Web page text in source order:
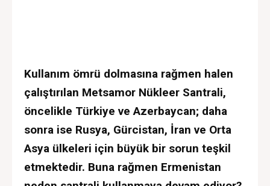
Kullanım ömrü dolmasına rağmen halen
çalıştırılan Metsamor Nükleer Santrali,
öncelikle Türkiye ve Azerbaycan; daha
sonra ise Rusya, Gürcistan, İran ve Orta
Asya ülkeleri için büyük bir sorun teşkil
etmektedir. Buna rağmen Ermenistan